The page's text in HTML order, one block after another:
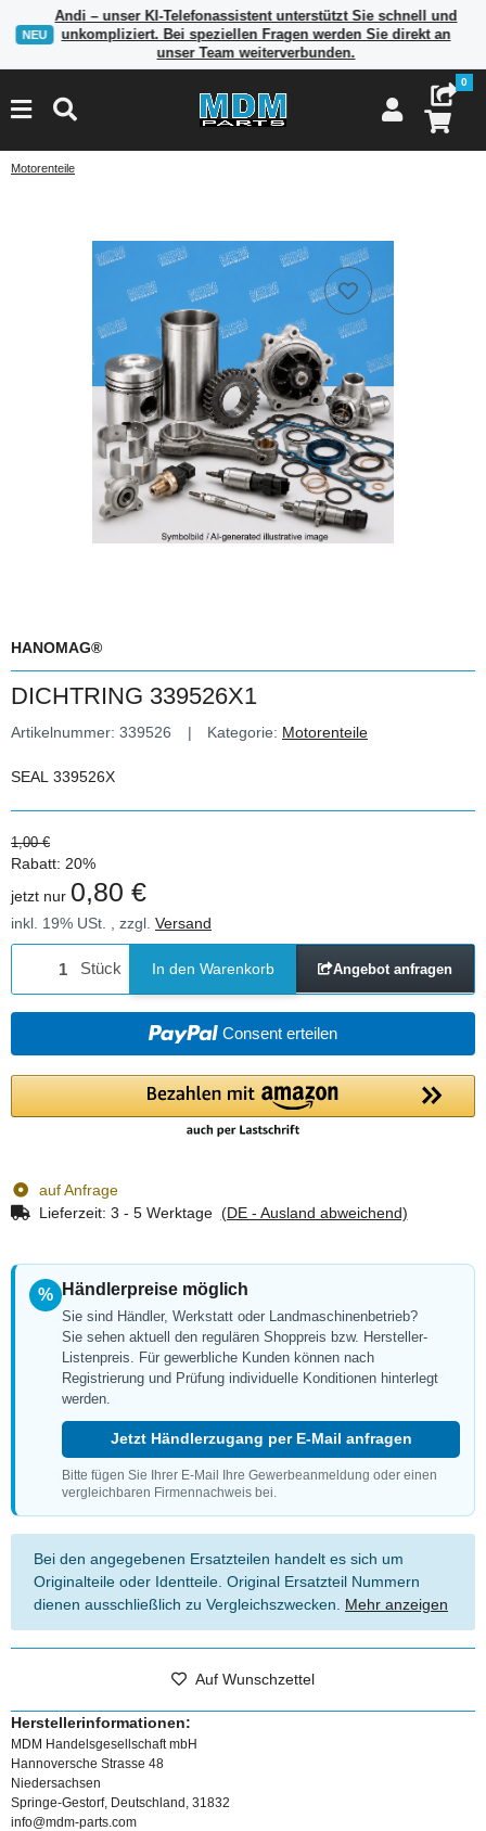
NEU
Andi – unser KI-Telefonassistent unterstützt Sie schnell und
unkompliziert. Bei speziellen Fragen werden Sie direkt an
unser Team weiterverbunden.
0
Motorenteile
HANOMAG®
DICHTRING 339526X1
Artikelnummer: 339526 Kategorie: Motorenteile
SEAL 339526X
1,00 €
Rabatt: 20%
jetzt nur 0,80 €
inkl. 19% USt. , zzgl. Versand
Stück In den Warenkorb Angebot anfragen
Consent erteilen
auf Anfrage
Lieferzeit: 3 - 5 Werktage (DE - Ausland abweichend)
% Händlerpreise möglich
Sie sind Händler, Werkstatt oder Landmaschinenbetrieb?
Sie sehen aktuell den regulären Shoppreis bzw. Hersteller-
Listenpreis. Für gewerbliche Kunden können nach
Registrierung und Prüfung individuelle Konditionen hinterlegt
werden.
Jetzt Händlerzugang per E-Mail anfragen
Bitte fügen Sie Ihrer E-Mail Ihre Gewerbeanmeldung oder einen
vergleichbaren Firmennachweis bei.
Bei den angegebenen Ersatzteilen handelt es sich um
Originalteile oder Identteile. Original Ersatzteil Nummern
dienen ausschließlich zu Vergleichszwecken. Mehr anzeigen
Auf Wunschzettel
Herstellerinformationen:
MDM Handelsgesellschaft mbH
Hannoversche Strasse 48
Niedersachsen
Springe-Gestorf, Deutschland, 31832
info@mdm-parts.com